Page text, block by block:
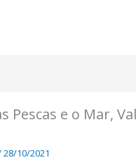
Pescas e o Mar,
28/10/2021